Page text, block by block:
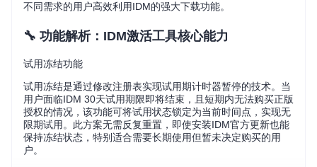
不同需求的用户高效利用IDM的强大下载功能。
🔧 功能解析：IDM激活工具核心能力
试用冻结功能
试用冻结是通过修改注册表实现试用期计时器暂停的技术。当
用户面临IDM 30天试用期限即将结束，且短期内无法购买正版
授权的情况，该功能可将试用状态锁定为当前时间点，实现无
限期试用。此方案无需反复重置，即使安装IDM官方更新也能
保持冻结状态，特别适合需要长期使用但暂未决定购买的用
户。